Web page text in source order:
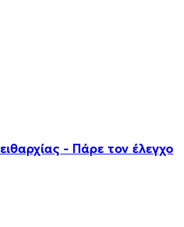
- Πάρε τον έλεγχο